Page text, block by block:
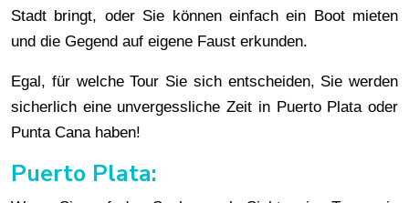
Stadt bringt, oder Sie können einfach ein Boot mieten
und die Gegend auf eigene Faust erkunden.
Egal, für welche Tour Sie sich entscheiden, Sie werden
sicherlich eine unvergessliche Zeit in Puerto Plata oder
Punta Cana haben!
Puerto Plata: